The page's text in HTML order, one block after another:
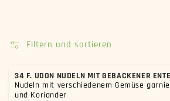
g
o
Filtern und sortieren
34 F. UDON NUDELN MIT GEBACKENER ENTE
Nudeln mit verschiedenem Gemüse
und Koriander